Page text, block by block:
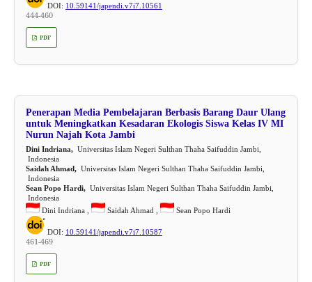
DOI: 10.59141/japendi.v7i7.10561
444-460
PDF
Penerapan Media Pembelajaran Berbasis Barang Daur Ulang
untuk Meningkatkan Kesadaran Ekologis Siswa Kelas IV MI
Nurun Najah Kota Jambi
Dini Indriana,Universitas Islam Negeri Sulthan Thaha Saifuddin Jambi,
Indonesia
Saidah Ahmad,Universitas Islam Negeri Sulthan Thaha Saifuddin Jambi,
Indonesia
Sean Popo Hardi,Universitas Islam Negeri Sulthan Thaha Saifuddin Jambi,
Indonesia
Dini Indriana ,
Saidah Ahmad , Sean Popo Hardi
DOI: 10.59141/japendi.v7i7.10587
461-469
PDF